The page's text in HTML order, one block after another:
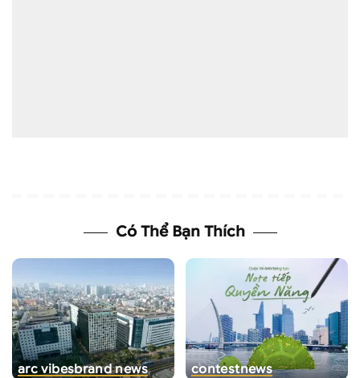
Có Thể Bạn Thích
arc vibesbrand news contestnews